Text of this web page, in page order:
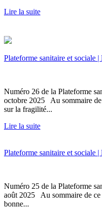
Lire la suite
Plateforme sanitaire et sociale
Numéro 26 de la Plateforme
octobre 2025 Au sommaire
sur la fragilité...
Lire la suite
Plateforme sanitaire et sociale
Numéro 25 de la Plateforme
août 2025 Au sommaire de
bonne...